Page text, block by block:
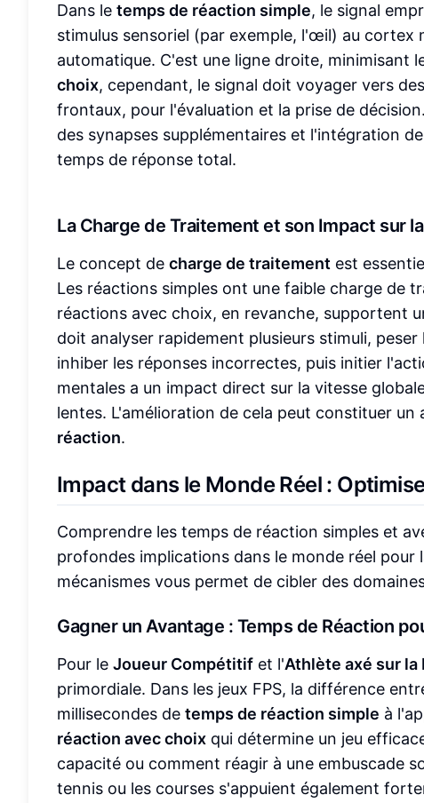
Dans le temps de réaction simple, le signal
stimulus sensoriel (par exemple, l'œil) au cortex
automatique. C'est une ligne droite, minimisant
choix, cependant, le signal doit voyager vers
frontaux, pour l'évaluation et la prise de
des synapses supplémentaires et l'intégration
temps de réponse total.
La Charge de Traitement et son Impact sur
Le concept de charge de traitement est
Les réactions simples ont une faible charge de
réactions avec choix, en revanche, supportent
doit analyser rapidement plusieurs stimuli,
inhiber les réponses incorrectes, puis initier
mentales a un impact direct sur la vitesse
lentes. L'amélioration de cela peut constituer
réaction.
Impact dans le Monde Réel :
Comprendre les temps de réaction simples et
profondes implications dans le monde réel
mécanismes vous permet de cibler des
Gagner un Avantage : Temps de Réaction
Pour le Joueur Compétitif et l'Athlète axé sur la
primordiale. Dans les jeux FPS, la différence
millisecondes de temps de réaction simple à
réaction avec choix qui détermine un jeu
capacité ou comment réagir à une embuscade
tennis ou les courses s'appuient également